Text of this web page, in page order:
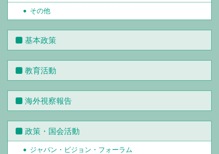
その他
基本政策
教育活動
海外視察報告
政策・国会活動
ジャパン・ビジョン・フォーラム